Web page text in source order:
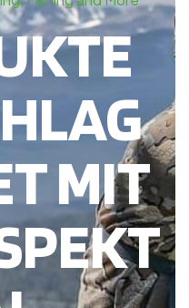
MIT